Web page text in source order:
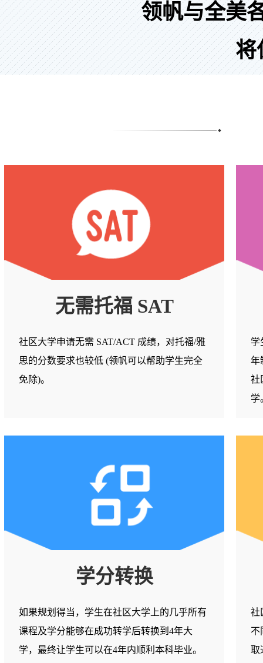
领帆与全美
将
无需托福 SAT
社区大学申请无需 SAT/ACT 成绩，对托福/雅
思的分数要求也较低 (领帆可以帮助学生完全
免除)。
学
年
社
学
学分转换
如果规划得当，学生在社区大学上的几乎所有
课程及学分能够在成功转学后转换到4年大
学，最终让学生可以在4年内顺利本科毕业。
社
不
取